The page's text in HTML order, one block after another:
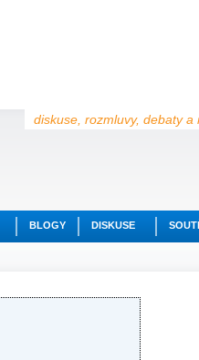
diskuse, rozmluvy, debaty a
BLOGY DISKUSE